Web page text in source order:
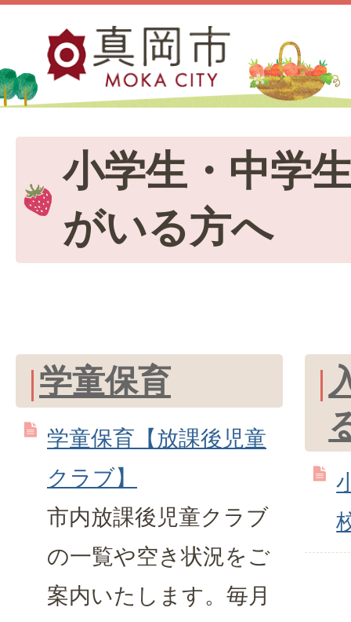
小学生・中学
がいる方へ
学童保育
学童保育【放課後児童
クラブ】
市内放課後児童クラブ
の一覧や空き状況をご
案内いたします。毎月